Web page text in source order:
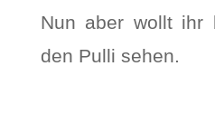
Nun aber wollt ihr
den Pulli sehen.